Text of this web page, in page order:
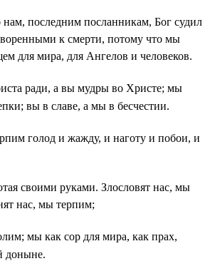
последним посланникам, Бог судил
к смерти, потому что мы
для мира, для Ангелов и человеков.
ради, а вы мудры во Христе; мы
вы в славе, а мы в бесчестии.
голод и жажду, и наготу и побои, и
своими руками. Злословят нас, мы
нас, мы терпим;
мы как сор для мира, как прах,
доныне.